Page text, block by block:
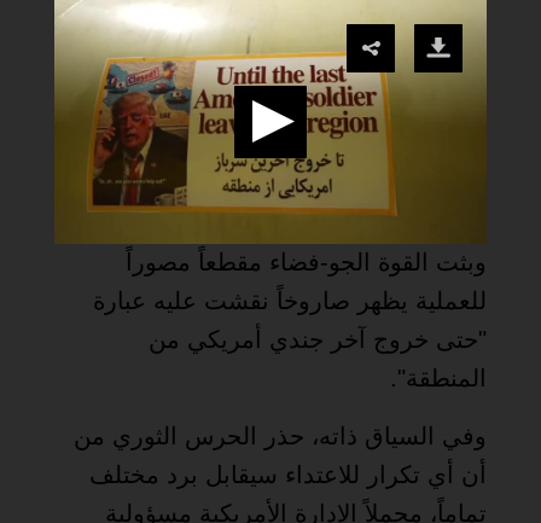
وبثت القوة الجو-فضاء مقطعاً مصوراً
للعملية يظهر صاروخاً نقشت عليه عبارة
"حتى خروج آخر جندي أمريكي من
المنطقة".
وفي السياق ذاته، حذر الحرس الثوري من
أن أي تكرار للاعتداء سيقابل برد مختلف
تماماً، محملاً الإدارة الأمريكية مسؤولية